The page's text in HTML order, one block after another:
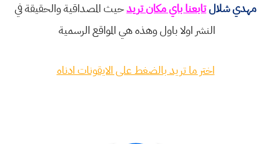
مهدي شلالتابعنا باي مكان تريدحيث المصداقية والحقيقة في
النشر اولا باول وهذه هي المواقع الرسمية
اختر ما تريد بالضغط على الايقونات ادناه